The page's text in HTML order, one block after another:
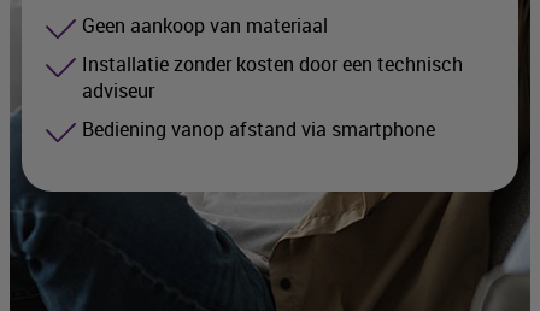
Geen aankoop van materiaal
Installatie zonder kosten door een technisch
adviseur
Bediening vanop afstand via smartphone